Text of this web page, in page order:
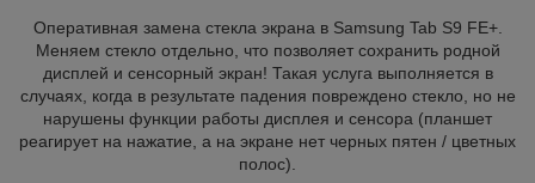
Оперативная замена стекла экрана в Samsung Tab S9 FE+.
Меняем стекло отдельно, что позволяет сохранить родной
дисплей и сенсорный экран! Такая услуга выполняется в
случаях, когда в результате падения повреждено стекло, но не
нарушены функции работы дисплея и сенсора (планшет
реагирует на нажатие, а на экране нет черных пятен / цветных
полос).